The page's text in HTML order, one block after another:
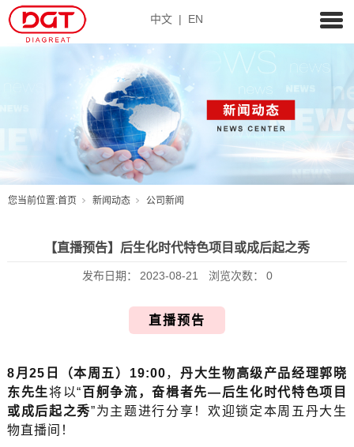
中文 | EN
您当前位置:首页 新闻动态 公司新闻
【直播预告】后生化时代特色项目或成后起之秀
发布日期： 2023-08-21 浏览次数： 0
直播预告
8月25日（本周五）19:00， 丹大生物高级产品经理郭晓
东先生将以“百舸争流，奋楫者先—后生化时代特色项目
或成后起之秀”为主题进行分享！欢迎锁定本周五丹大生
物直播间！